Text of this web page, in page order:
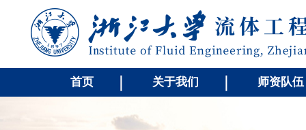
首页 关于我们 师资队伍